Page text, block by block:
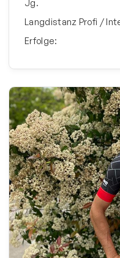
Jg.
Langdistanz Profi /
Erfolge: